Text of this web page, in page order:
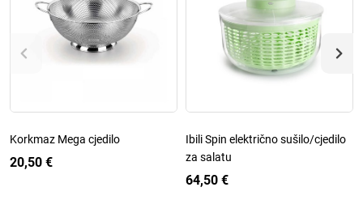
Korkmaz Mega cjedilo
20,50 €
Ibili Spin električno sušilo/cjedilo
za salatu
64,50 €